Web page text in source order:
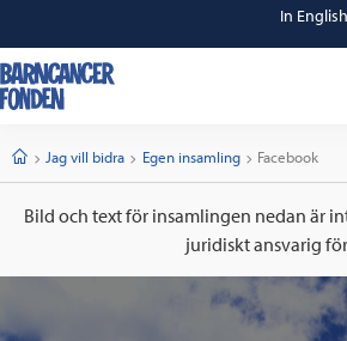
In English
StartJag vill bidra Egen insamling Current:
Facebook
Bild och text för insamlingen nedan är
juridiskt ansvarig